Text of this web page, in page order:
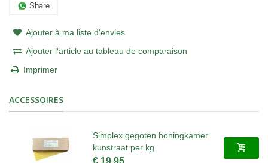
Share
Ajouter à ma liste d'envies
Ajouter l'article au tableau de comparaison
Imprimer
ACCESSOIRES
Simplex gegoten honingkamer
kunstraat per kg
€ 19,95